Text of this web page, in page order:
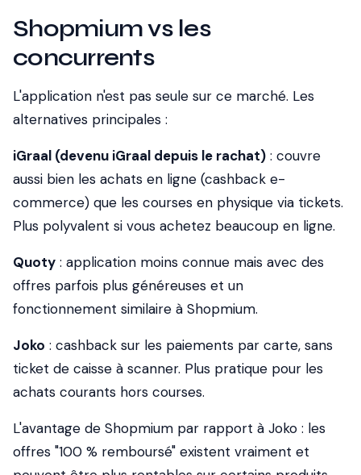
Shopmium vs les
concurrents
L'application n'est pas seule sur ce marché. Les
alternatives principales :
iGraal (devenu iGraal depuis le rachat) : couvre
aussi bien les achats en ligne (cashback e-
commerce) que les courses en physique via tickets.
Plus polyvalent si vous achetez beaucoup en ligne.
Quoty : application moins connue mais avec des
offres parfois plus généreuses et un
fonctionnement similaire à Shopmium.
Joko : cashback sur les paiements par carte, sans
ticket de caisse à scanner. Plus pratique pour les
achats courants hors courses.
L'avantage de Shopmium par rapport à Joko : les
offres "100 % remboursé" existent vraiment et